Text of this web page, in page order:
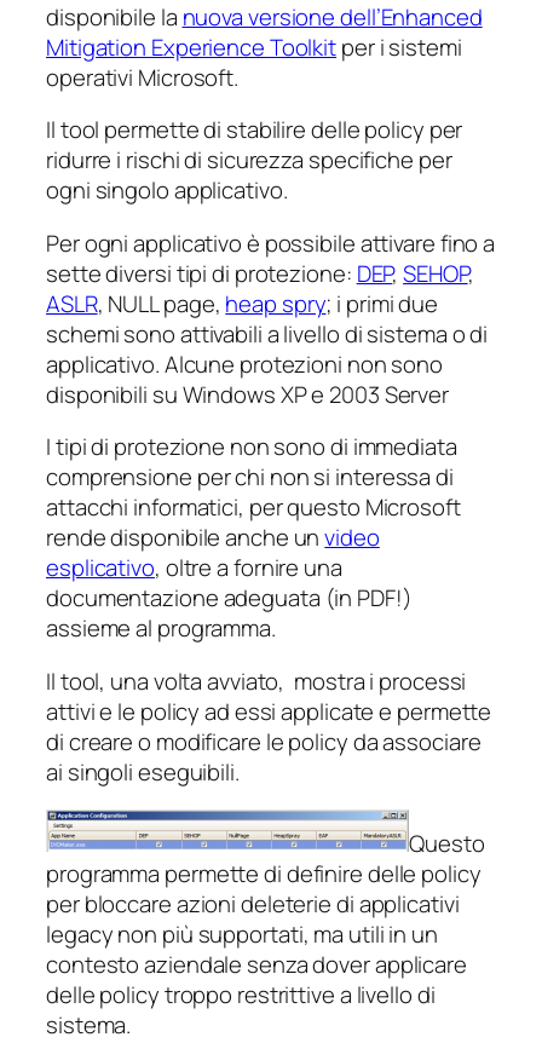
disponibile la nuova versione dell’Enhanced
Mitigation Experience Toolkitper i sistemi
operativi Microsoft.
Il tool permette di stabilire delle policy per
ridurre i rischi di sicurezza specifiche per
ogni singolo applicativo.
Per ogni applicativo è possibile attivare fino a
sette diversi tipi di protezione: DEP,SEHOP,
ASLR, NULL page, heap spry; i primi due
schemi sono attivabili a livello di sistema o di
applicativo. Alcune protezioni non sono
disponibili su Windows XP e 2003 Server
I tipi di protezione non sono di immediata
comprensione per chi non si interessa di
attacchi informatici, per questo Microsoft
rende disponibile anche unvideo
esplicativo, oltre a fornire una
documentazione adeguata (in PDF!)
assieme al programma.
Il tool, una volta avviato, mostra i processi
attivi e le policy ad essi applicate e permette
di creare o modificare le policy da associare
ai singoli eseguibili.
Questo
programma permette di definire delle policy
per bloccare azioni deleterie di applicativi
legacynon più supportati, ma utili in un
contesto aziendale senza dover applicare
delle policy troppo restrittive a livello di
sistema.